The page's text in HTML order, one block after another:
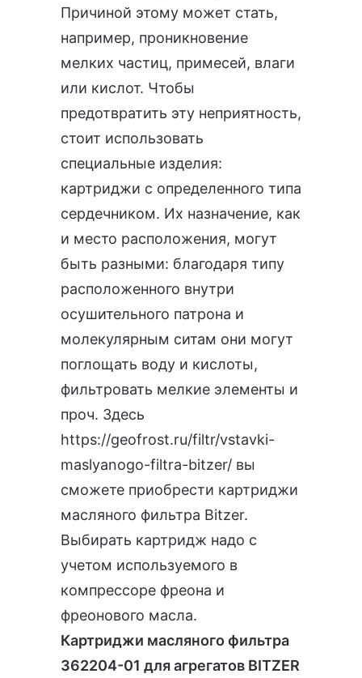
Причиной этому может стать,
например, проникновение
мелких частиц, примесей, влаги
или кислот. Чтобы
предотвратить эту неприятность,
стоит использовать
специальные изделия:
картриджи с определенного типа
сердечником. Их назначение, как
и место расположения, могут
быть разными: благодаря типу
расположенного внутри
осушительного патрона и
молекулярным ситам они могут
поглощать воду и кислоты,
фильтровать мелкие элементы и
проч. Здесь
https://geofrost.ru/filtr/vstavki-
maslyanogo-filtra-bitzer/ вы
сможете приобрести картриджи
масляного фильтра Bitzer.
Выбирать картридж надо с
учетом используемого в
компрессоре фреона и
фреонового масла.
Картриджи масляного фильтра
362204-01 для агрегатов BITZER